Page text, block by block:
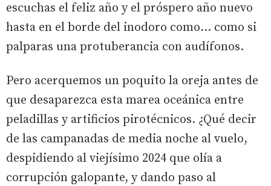
escuchas el feliz año y el próspero año nuevo
hasta en el borde del inodoro como… como si
palparas una protuberancia con audífonos.
Pero acerquemos un poquito la oreja antes de
que desaparezca esta marea oceánica entre
peladillas y artificios pirotécnicos. ¿Qué decir
de las campanadas de media noche al vuelo,
despidiendo al viejísimo 2024 que olía a
corrupción galopante, y dando paso al